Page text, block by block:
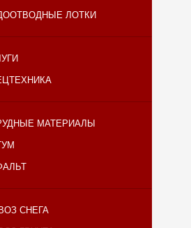
ЛОТКИ
МАТЕРИАЛЫ
СНЕГА